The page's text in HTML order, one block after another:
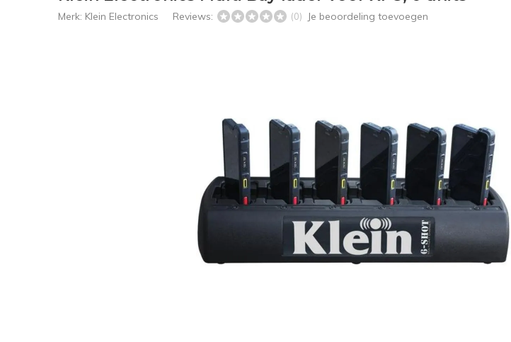
Merk: Klein Electronics Reviews: (0) Je beoordeling toevoegen